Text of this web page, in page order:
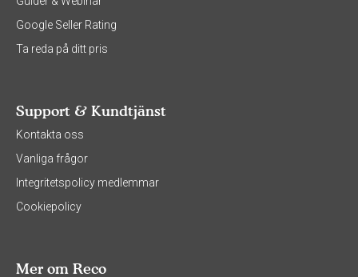
Google Seller Rating
Ta reda på ditt pris
Support & Kundtjänst
Kontakta oss
Vanliga frågor
Integritetspolicy medlemmar
Cookiepolicy
Mer om Reco